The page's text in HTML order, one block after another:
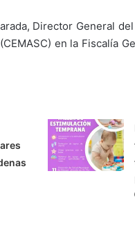
Director General
en la Fiscalía